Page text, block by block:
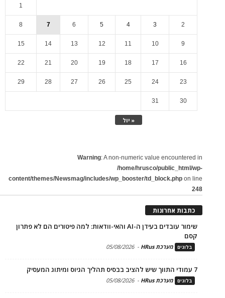
« יול
1
2
3
4
5
6
7
8
9
10
11
12
13
14
15
16
17
18
19
20
21
22
23
24
25
26
27
28
29
30
31
Warning: A non-numeric value encountered in
/home/hrusco/public_html/wp-
content/themes/Newsmag/includes/wp_booster/td_block.php on line
248
כתבות אחרונות
שימור עובדים בעידן ה-AI והאי-וודאות: למה פיטורים הם לא פתרון
קסם
בלוגים מערכת HRus -
05/08/2026
7 עמודי התווך שיש להציב בבסיס תהליך הגיוס ומיתוג המעסיק
בלוגים מערכת HRus -
05/08/2026